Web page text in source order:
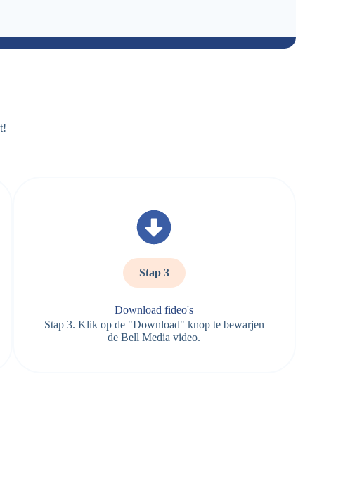
Stap 3
Download fideo's
Stap 3. Klik op de "Download" knop te bewarjen
de Bell Media video.